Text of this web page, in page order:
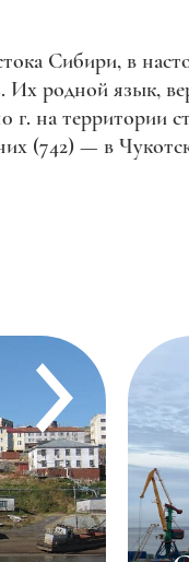
Сибири, в
родной язык,
на территории
(742) — в